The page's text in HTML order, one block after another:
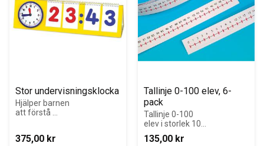
Stor undervisningsklocka
Hjälper barnen
att förstå
och digital tid.
375,00 kr
Tallinje 0-100 elev, 6-
pack
Tallinje 0-100
elev i storlek 100
x 3 cm. 6-pack.
135,00 kr